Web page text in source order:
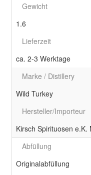
Gewicht
1.6
Lieferzeit
ca. 2-3 Werktage
Marke / Distillery
Wild Turkey
Hersteller/Importeur
Kirsch Spirituosen
Abfüllung
Originalabfüllung